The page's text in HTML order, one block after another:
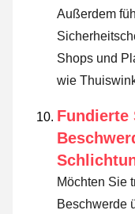
Außerdem
Shops und
wie
Fundierte
Möchten Sie
Beschwerde